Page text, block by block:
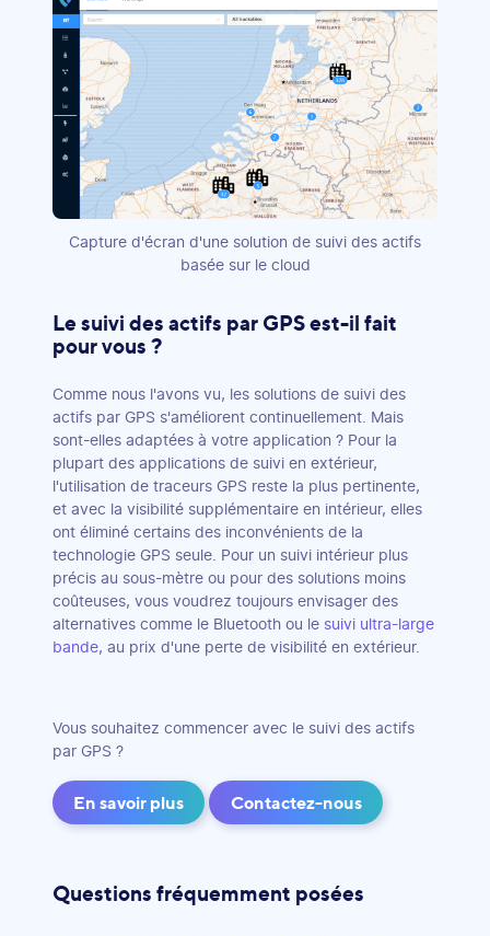
Capture d'écran d'une solution de suivi des actifs
basée sur le cloud
Le suivi des actifs par GPS est-il fait
pour vous ?
Comme nous l'avons vu, les solutions de suivi des
actifs par GPS s'améliorent continuellement. Mais
sont-elles adaptées à votre application ? Pour la
plupart des applications de suivi en extérieur,
l'utilisation de traceurs GPS reste la plus pertinente,
et avec la visibilité supplémentaire en intérieur, elles
ont éliminé certains des inconvénients de la
technologie GPS seule. Pour un suivi intérieur plus
précis au sous-mètre ou pour des solutions moins
coûteuses, vous voudrez toujours envisager des
alternatives comme le Bluetooth ou le suivi ultra-large
bande, au prix d'une perte de visibilité en extérieur.
Vous souhaitez commencer avec le suivi des actifs
par GPS ?
En savoir plus Contactez-nous
Questions fréquemment posées